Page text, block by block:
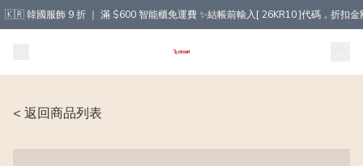
🇰🇷 韓國服飾 9 折 ｜ 滿 $600 智能櫃免運費 ✨結帳前輸入[ 26KR10 ]代碼，折扣金
< 返回商品列表